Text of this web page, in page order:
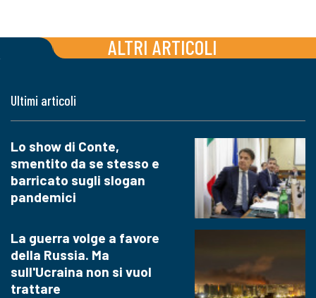
ALTRI ARTICOLI
Ultimi articoli
Lo show di Conte,
smentito da se stesso e
barricato sugli slogan
pandemici
La guerra volge a favore
della Russia. Ma
sull'Ucraina non si vuol
trattare